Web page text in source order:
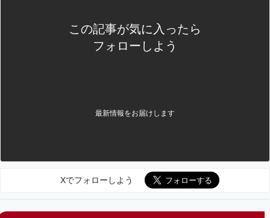
この記事が気に入ったら
フォローしよう
最新情報をお届けします
Xでフォローしよう